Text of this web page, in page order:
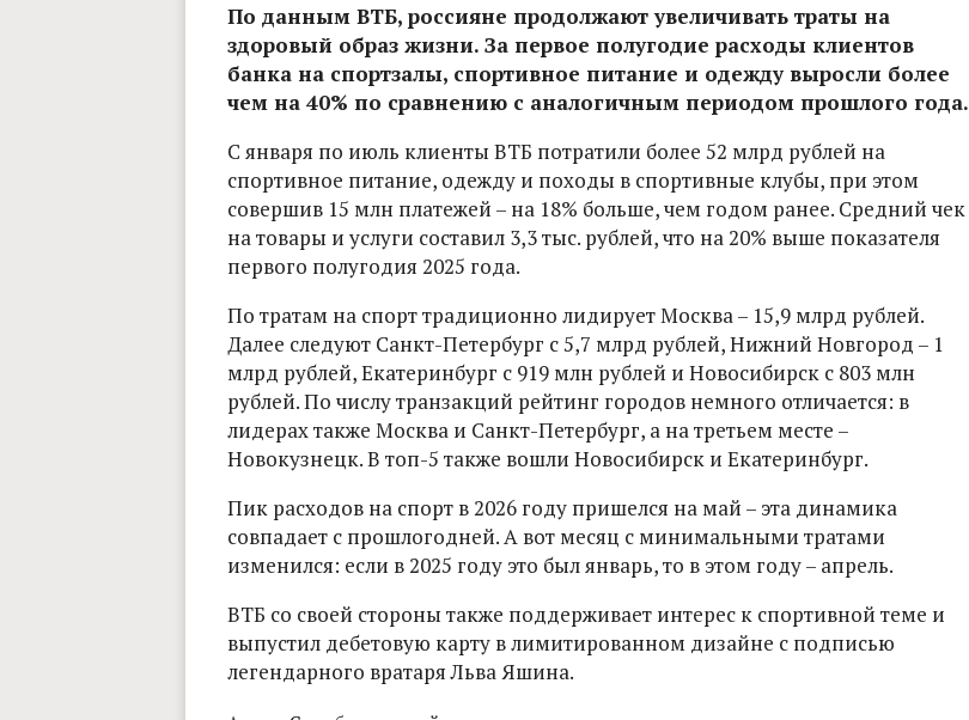
По данным ВТБ, россияне продолжают увеличивать траты на
здоровый образ жизни. За первое полугодие расходы клиентов
банка на спортзалы, спортивное питание и одежду выросли более
чем на 40% по сравнению с аналогичным периодом прошлого года.
С января по июль клиенты ВТБ потратили более 52 млрд рублей на
спортивное питание, одежду и походы в спортивные клубы, при этом
совершив 15 млн платежей – на 18% больше, чем годом ранее. Средний чек
на товары и услуги составил 3,3 тыс. рублей, что на 20% выше показателя
первого полугодия 2025 года.
По тратам на спорт традиционно лидирует Москва – 15,9 млрд рублей.
Далее следуют Санкт-Петербург с 5,7 млрд рублей, Нижний Новгород – 1
млрд рублей, Екатеринбург с 919 млн рублей и Новосибирск с 803 млн
рублей. По числу транзакций рейтинг городов немного отличается: в
лидерах также Москва и Санкт-Петербург, а на третьем месте –
Новокузнецк. В топ-5 также вошли Новосибирск и Екатеринбург.
Пик расходов на спорт в 2026 году пришелся на май – эта динамика
совпадает с прошлогодней. А вот месяц с минимальными тратами
изменился: если в 2025 году это был январь, то в этом году – апрель.
ВТБ со своей стороны также поддерживает интерес к спортивной теме и
выпустил дебетовую карту в лимитированном дизайне с подписью
легендарного вратаря Льва Яшина.